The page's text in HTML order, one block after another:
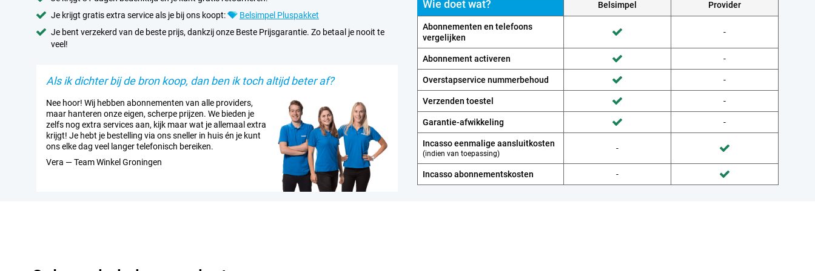
Je krijgt gratis extra service als je bij ons koopt:
Belsimpel Pluspakket
Je bent verzekerd van de beste prijs, dankzij onze Beste Prijsgarantie. Zo betaal je nooit te
veel!
Als ik dichter bij de bron koop, dan ben ik toch altijd beter af?
Nee hoor! Wij hebben abonnementen van alle providers,
maar hanteren onze eigen, scherpe prijzen. We bieden je
zelfs nog extra services aan, kijk maar wat je allemaal extra
krijgt! Je hebt je bestelling via ons sneller in huis én je kunt
ons elke dag veel langer telefonisch bereiken.
Vera — Team Winkel Groningen
Wie doet wat? Belsimpel Provider
Abonnementen en telefoons
vergelijken
Wordt gedaan door Belsimpel Wordt niet gedaan door Provider
-
Abonnement activeren Wordt gedaan door Belsimpel Wordt niet gedaan door Provider
-
Overstapservice nummerbehoud Wordt gedaan door Belsimpel Wordt niet gedaan door Provider
-
Verzenden toestel Wordt gedaan door Belsimpel Wordt niet gedaan door Provider
-
Garantie-afwikkeling Wordt gedaan door Belsimpel Wordt niet gedaan door Provider
-
Incasso eenmalige aansluitkosten
(indien van toepassing)
Wordt niet gedaan door Belsimpel
- Wordt gedaan door Provider
Incasso abonnements­kosten Wordt niet gedaan door Belsimpel
- Wordt gedaan door Provider